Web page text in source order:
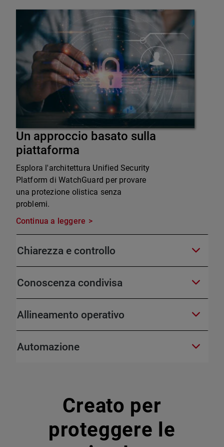
Un approccio basato sulla
piattaforma
Esplora l'architettura Unified Security
Platform di WatchGuard per provare
una protezione olistica senza
problemi.
Continua a leggere
Chiarezza e controllo
Conoscenza condivisa
Allineamento operativo
Automazione
Creato per
proteggere le